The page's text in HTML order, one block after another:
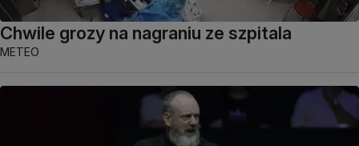
Chwile grozy na nagraniu ze szpitala
METEO